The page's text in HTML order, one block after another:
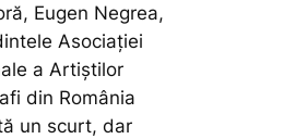
Eugen Negrea,
Asociației
a Artiștilor
din România
un scurt, dar